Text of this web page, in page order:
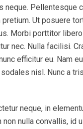
neque. Pellentesque
Ut posuere
Morbi porttitor
nec. Nulla facilisi.
efficitur eu. Nam
nisl. Nunc a
neque, in
non nulla convallis, id